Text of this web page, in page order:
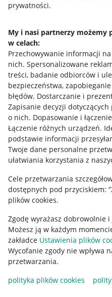
prywatności.
My i nasi partnerzy możemy
w celach:
Przechowywanie informacji
nich. Spersonalizowane
treści, badanie odbiorców i
bezpieczeństwa,
błędów. Dostarczanie i
Zapisanie decyzji
o nich. Dopasowanie i
Łączenie różnych urządzeń.
podstawie informacji
Twoje dane personalne
ułatwiania korzystania z
Cele przetwarzania
dostępnych pod przyciskiem:
plików cookies.
Zgodę wyrażasz dobrowolnie
Możesz ją w każdym
zakładce Ustawienia plików
Wycofanie zgody nie wpływa
przetwarzania.
polityka plików cookies
Jak to działa
Allegro Gadane dla
Allegro Gadane dla
Mapa miejscowości
Informacje prawne
Regulamin
Polityka plików "cookies"
Ustawienia plików "cookies"
Udostępnianie lokalizacji
Informacje dla Aktu o
Pobierz aplikację